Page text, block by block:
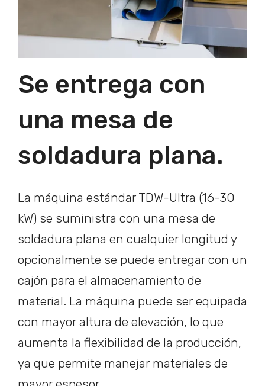
Se entrega con
una mesa de
soldadura plana.
La máquina estándar TDW-Ultra (16-30
kW) se suministra con una mesa de
soldadura plana en cualquier longitud y
opcionalmente se puede entregar con un
cajón para el almacenamiento de
material. La máquina puede ser equipada
con mayor altura de elevación, lo que
aumenta la flexibilidad de la producción,
ya que permite manejar materiales de